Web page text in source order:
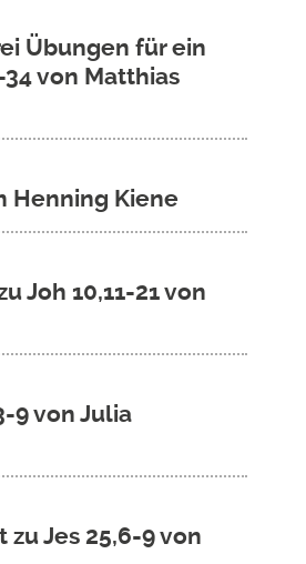
Übungen für ein
von Matthias
Henning Kiene
Joh 10,11-21 von
9 von Julia
Jes 25,6-9 von